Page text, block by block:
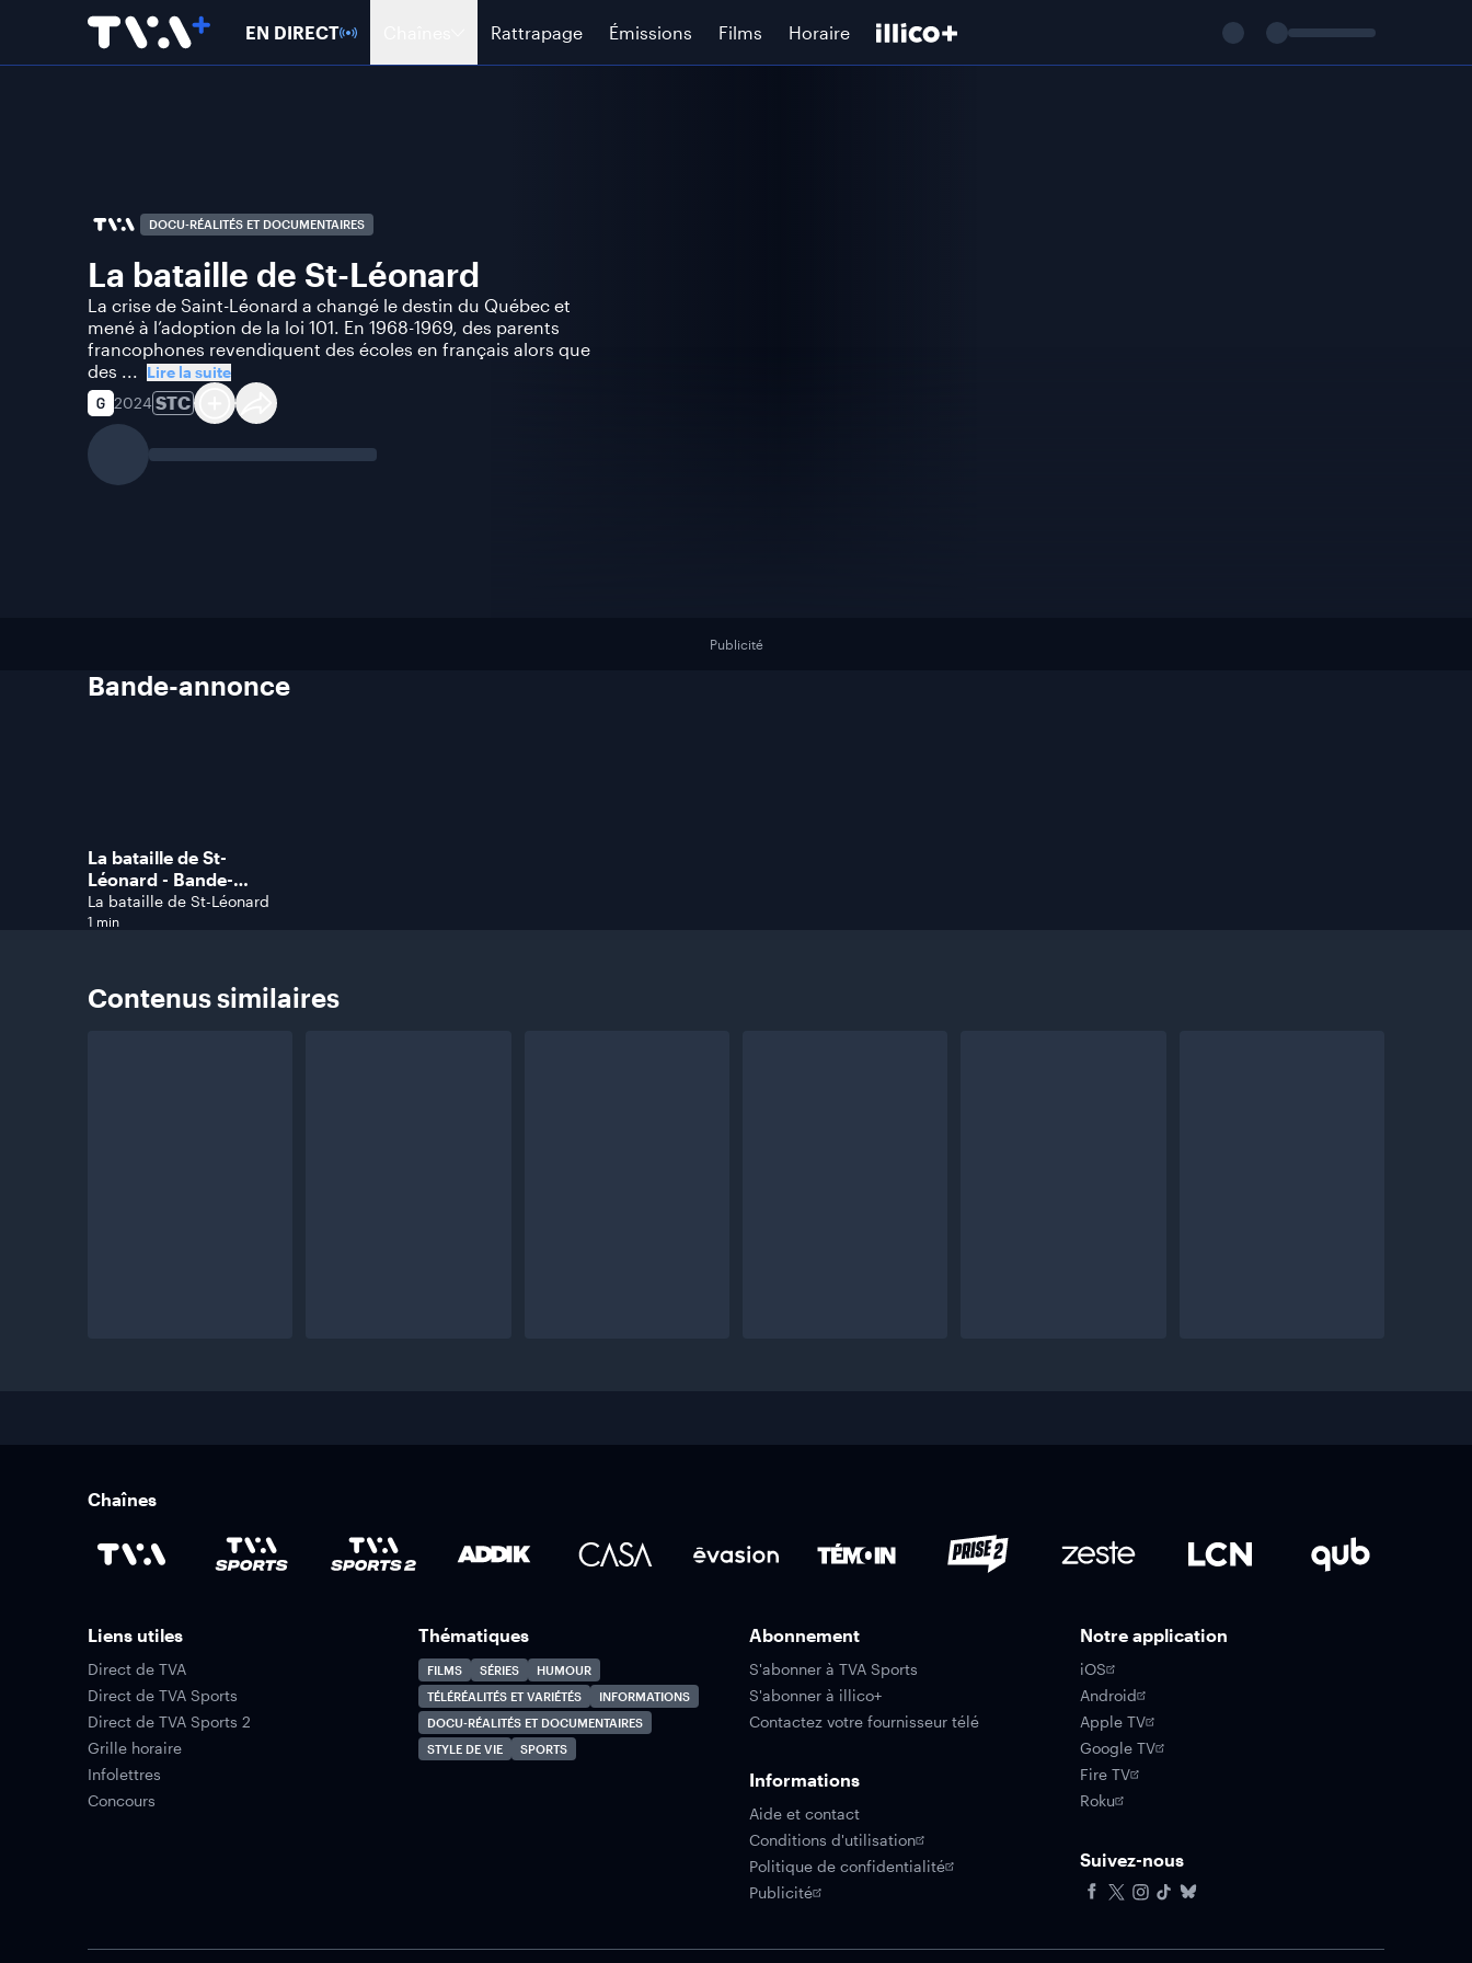
EN DIRECT Rattrapage Émissions Films Horaire
DOCU-RÉALITÉS ET DOCUMENTAIRES
La bataille de St-Léonard
La crise de Saint-Léonard a changé le destin du Québec et
mené à l’adoption de la loi 101. En 1968-1969, des parents
francophones revendiquent des écoles en français alors que
des ... Lire la suite
2024 STC
Publicité
Bande-annonce
La bataille de St-
Léonard - Bande-
annonce
La bataille de St-Léonard
1 min
Contenussimilaires
Chaînes
Liens utiles
Direct de TVA
Direct de TVA Sports
Direct de TVA Sports 2
Grille horaire
Infolettres
Concours
Thématiques
FILMS SÉRIES
HUMOUR
TÉLÉRÉALITÉS ET VARIÉTÉS
INFORMATIONS
DOCU-RÉALITÉS ET DOCUMENTAIRES
STYLE DE VIE
SPORTS
Abonnement
S'abonner à TVA Sports
S'abonner à illico+
Contactez votre fournisseur télé
Informations
Aide et contact
Conditions d'utilisation
Politique de confidentialité
Publicité
Notre application
iOS
Android
Apple TV
Google TV
Fire TV
Roku
Suivez-nous